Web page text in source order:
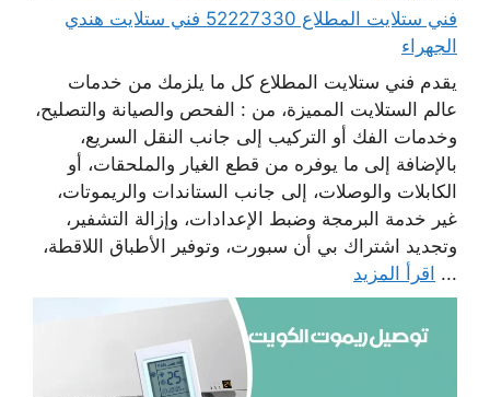
فني ستلايت المطلاع 52227330 فني ستلايت هندي
الجهراء
يقدم فني ستلايت المطلاع كل ما يلزمك من خدمات
عالم الستلايت المميزة، من : الفحص والصيانة والتصليح،
وخدمات الفك أو التركيب إلى جانب النقل السريع،
بالإضافة إلى ما يوفره من قطع الغيار والملحقات، أو
الكابلات والوصلات، إلى جانب الستاندات والريموتات،
غير خدمة البرمجة وضبط الإعدادات، وإزالة التشفير،
وتجديد اشتراك بي أن سبورت، وتوفير الأطباق اللاقطة،
... اقرأ المزيد